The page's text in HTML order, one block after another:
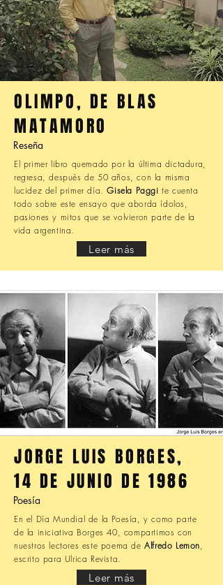
OLIMPO, DE BLAS
MATAMORO
Reseña
El primer libro quemado por la última dictadura,
regresa, después de 50 años, con la misma
lucidez del primer día.Gisela Paggi te cuenta
todo sobre este ensayo que aborda ídolos,
pasiones y mitos que se volvieron parte de la
vida argentina.
Leer más
JORGE LUIS BORGES,
14 DE JUNIO DE 1986
Poesía
En el Día Mundial de la Poesía, y como parte
de la iniciativa Borges 40, compartimos con
nuestros lectores este poema deAlfredo Lemon,
escrito para Ulrica Revista.
Leer más